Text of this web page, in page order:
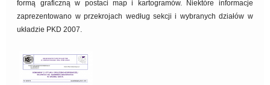
formą graficzną w postaci map i kartogramów. Niektóre informacje
zaprezentowano w przekrojach według sekcji i wybranych działów w
układzie PKD 2007.